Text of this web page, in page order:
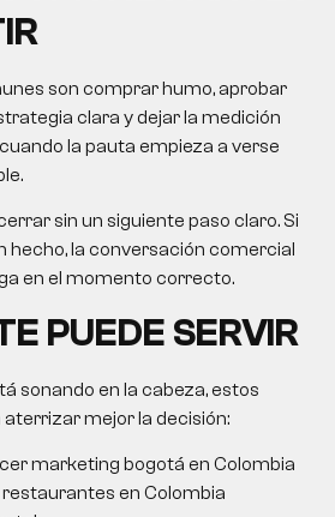
son comprar humo, aprobar
clara y dejar la medición
la pauta empieza a verse
sin un siguiente paso claro. Si
hecho, la conversación comercial
en el momento correcto.
PUEDE SERVIR
sonando en la cabeza, estos
mejor la decisión:
marketing bogotá en Colombia
en Colombia